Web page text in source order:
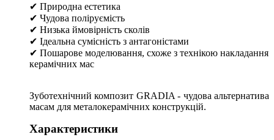
✔ Природна естетика
✔ Чудова поліруємість
✔ Низька ймовірність сколів
✔ Ідеальна сумісність з антагоністами
✔ Пошарове моделювання, схоже з технікою накладання
керамічних мас
Зуботехнічний композит GRADIA - чудова альтернатива
масам для металокерамічних конструкцій.
Характеристики